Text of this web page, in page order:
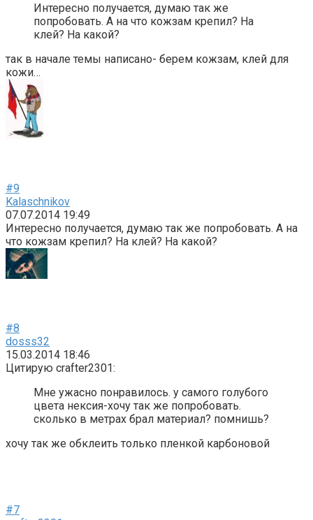
Интересно получается, думаю так же
попробовать. А на что кожзам крепил? На
клей? На какой?
так в начале темы написано- берем кожзам, клей для
кожи…
#9
Kalaschnikov
07.07.2014 19:49
Интересно получается, думаю так же попробовать. А на
что кожзам крепил? На клей? На какой?
#8
dosss32
15.03.2014 18:46
Цитирую crafter2301:
Мне ужасно понравилось. у самого голубого
цвета нексия-хочу так же попробовать.
сколько в метрах брал материал? помнишь?
хочу так же обклеить только пленкой карбоновой
#7